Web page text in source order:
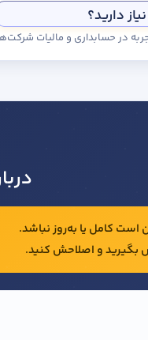
دارید؟
است کامل یا به‌روز نباشد.
بگیرید و اصلاحش کنید.